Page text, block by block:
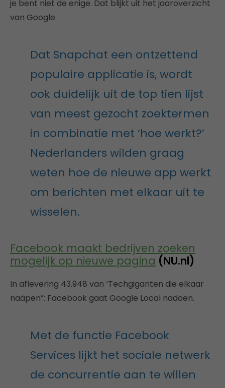
je bent niet de enige. Dat blijkt uit het jaaroverzicht
van Google.
Dat Snapchat een ontzettend
populaire applicatie is, wordt
ook duidelijk uit de top tien lijst
van meest gezocht zoektermen
in combinatie met ‘hoe werkt?’
Nederlanders wilden graag
weten hoe de nieuwe app werkt
om berichten met elkaar uit te
wisselen.
Facebook maakt bedrijven zoeken
mogelijk op nieuwe pagina (NU.nl)
In aflevering 43.948 van ‘Techgiganten die elkaar
naäpen”: Facebook gaat Google Local nadoen.
Met de functie Facebook
Services lijkt het sociale netwerk
de concurrentie aan te willen